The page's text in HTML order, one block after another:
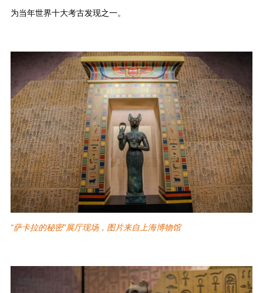
为当年世界十大考古发现之一。
“萨卡拉的秘密”展厅现场，图片来自上海博物馆